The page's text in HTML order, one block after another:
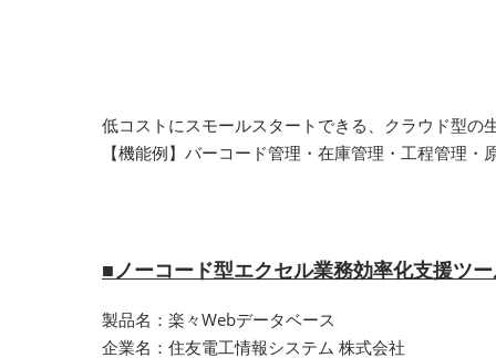
低コストにスモールスタートできる、クラウド型
【機能例】バーコード管理・在庫管理・工程管理
■ノーコード型エクセル業務効率化支援ツ
製品名：楽々Webデータベース
企業名：住友電工情報システム 株式会社